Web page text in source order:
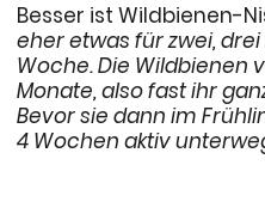
Besser ist Wildbienen-
eher etwas für zwei,
Woche. Die Wildbienen
Monate, also fast ihr
Bevor sie dann im
4 Wochen aktiv